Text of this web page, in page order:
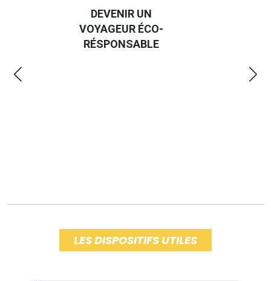
GUIDE DES
EMMERDES 2025
LES DISPOSITIFS UTILES